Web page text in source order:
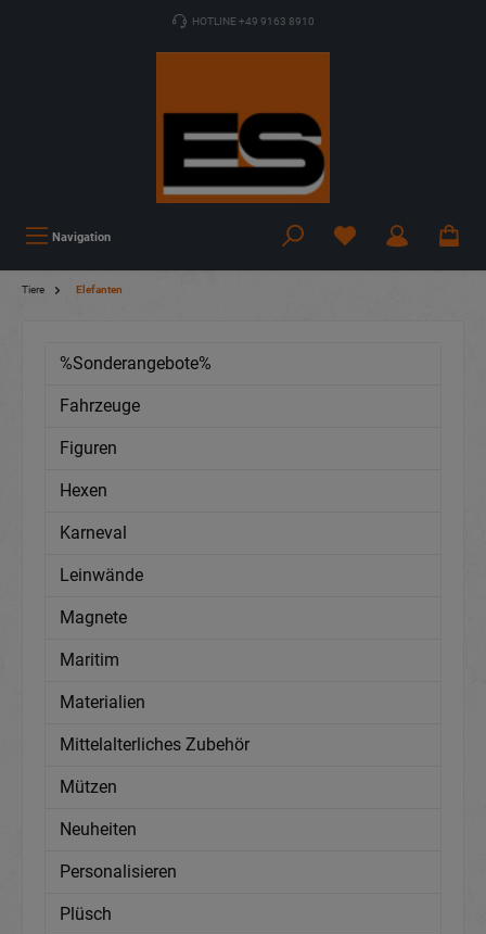
HOTLINE +49 9163 8910
Navigation
Tiere Elefanten
%Sonderangebote%
Fahrzeuge
Figuren
Hexen
Karneval
Leinwände
Magnete
Maritim
Materialien
Mittelalterliches Zubehör
Mützen
Neuheiten
Personalisieren
Plüsch